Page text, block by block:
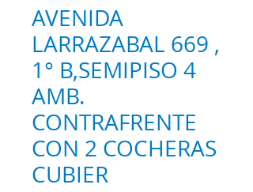
AVENIDA
LARRAZABAL 669 ,
1° B,SEMIPISO 4
AMB.
CONTRAFRENTE
CON 2 COCHERAS
CUBIER